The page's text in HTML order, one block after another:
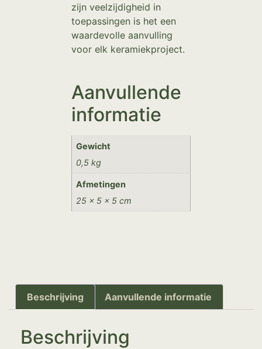
zijn veelzijdigheid in
toepassingen is het een
waardevolle aanvulling
voor elk keramiekproject.
Aanvullende
informatie
Gewicht
0,5 kg
Afmetingen
25 × 5 × 5 cm
Beschrijving Aanvullende informatie
Beschrijving